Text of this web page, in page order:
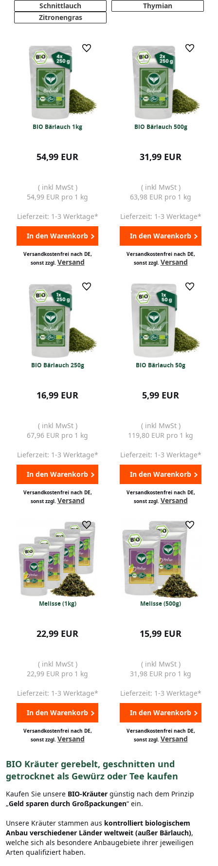
Schnittlauch
Thymian
Zitronengras
BIO Bärlauch 1kg
54,99 EUR
( inkl MwSt )
54,99 EUR pro 1 kg
Lieferzeit: 1-3 Werktage*
In den Warenkorb
Versandkostenfrei nach DE,
sonst zzgl. Versand
BIO Bärlauch 500g
31,99 EUR
( inkl MwSt )
63,98 EUR pro 1 kg
Lieferzeit: 1-3 Werktage*
In den Warenkorb
Versandkostenfrei nach DE,
sonst zzgl. Versand
BIO Bärlauch 250g
16,99 EUR
( inkl MwSt )
67,96 EUR pro 1 kg
Lieferzeit: 1-3 Werktage*
In den Warenkorb
Versandkostenfrei nach DE,
sonst zzgl. Versand
BIO Bärlauch 50g
5,99 EUR
( inkl MwSt )
119,80 EUR pro 1 kg
Lieferzeit: 1-3 Werktage*
In den Warenkorb
Versandkostenfrei nach DE,
sonst zzgl. Versand
Melisse (1kg)
22,99 EUR
( inkl MwSt )
22,99 EUR pro 1 kg
Lieferzeit: 1-3 Werktage*
In den Warenkorb
Versandkostenfrei nach DE,
sonst zzgl. Versand
Melisse (500g)
15,99 EUR
( inkl MwSt )
31,98 EUR pro 1 kg
Lieferzeit: 1-3 Werktage*
In den Warenkorb
Versandkostenfrei nach DE,
sonst zzgl. Versand
BIO Kräuter gerebelt, geschnitten und
getrocknet als Gewürz oder Tee kaufen
Kaufen Sie unsere BIO-Kräuter günstig nach dem Prinzip
„Geld sparen durch Großpackungen“ ein.
Unsere Kräuter stammen aus kontrolliert biologischem
Anbau verschiedener Länder weltweit (außer Bärlauch),
welche sich als besondere Anbaugebiete ihrer jeweiligen
Arten qualifiziert haben.